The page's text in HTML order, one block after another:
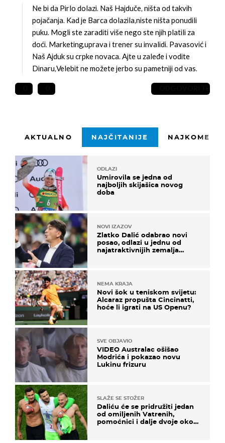
Ne bi da Pirlo dolazi. Naš Hajduče, ništa od takvih
pojačanja. Kad je Barca dolazila,niste ništa ponudili
puku. Mogli ste zaraditi više nego ste njih platili za
doći. Marketing,uprava i trener su invalidi. Pavasović i
Naš Ajduk su crpke novaca. Ajte u zaleđe i vodite
Dinaru,Velebit ne možete jerbo su pametniji od vas.
AKTUALNO NAJČITANIJE
ODLAZI
Umirovila se jedna od
najboljih skijašica novog
doba
NOVI IZAZOV
Zlatko Dalić odabrao novi
posao, odlazi u jednu od
najatraktivnijih zemalja
NEMA KRAJA
Novi šok u teniskom svijetu:
Alcaraz propušta Cincinatti,
hoće li igrati na US Openu?
SVE OBJAVIO
VIDEO Australac ošišao
Modrića i pokazao novu
Lukinu frizuru
SLAŽE SE STOŽER
Daliću će se pridružiti jedan
od omiljenih Vatrenih,
pomoćnici i dalje dvoje oko